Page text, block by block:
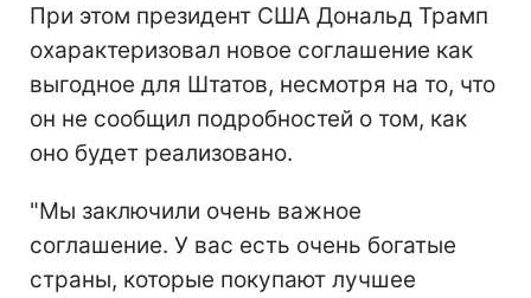
При этом президент США Дональд Трамп
охарактеризовал новое соглашение как
выгодное для Штатов, несмотря на то, что
он не сообщил подробностей о том, как
оно будет реализовано.
"Мы заключили очень важное
соглашение. У вас есть очень богатые
страны, которые покупают лучшее